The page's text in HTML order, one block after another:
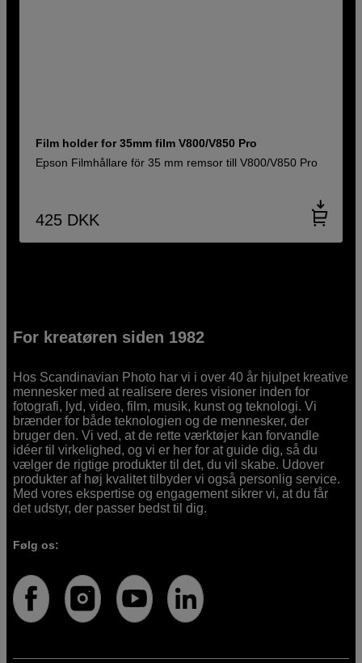
Film holder for 35mm film V800/V850 Pro
Epson Filmhållare för 35 mm remsor till V800/V850 Pro
425 DKK
For kreatøren siden 1982
Hos Scandinavian Photo har vi i over 40 år hjulpet kreative
mennesker med at realisere deres visioner inden for
fotografi, lyd, video, film, musik, kunst og teknologi. Vi
brænder for både teknologien og de mennesker, der
bruger den. Vi ved, at de rette værktøjer kan forvandle
idéer til virkelighed, og vi er her for at guide dig, så du
vælger de rigtige produkter til det, du vil skabe. Udover
produkter af høj kvalitet tilbyder vi også personlig service.
Med vores ekspertise og engagement sikrer vi, at du får
det udstyr, der passer bedst til dig.
Følg os: